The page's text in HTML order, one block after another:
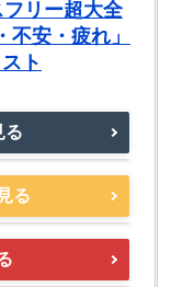
リー超大全
安・疲れ」
ト
る
る